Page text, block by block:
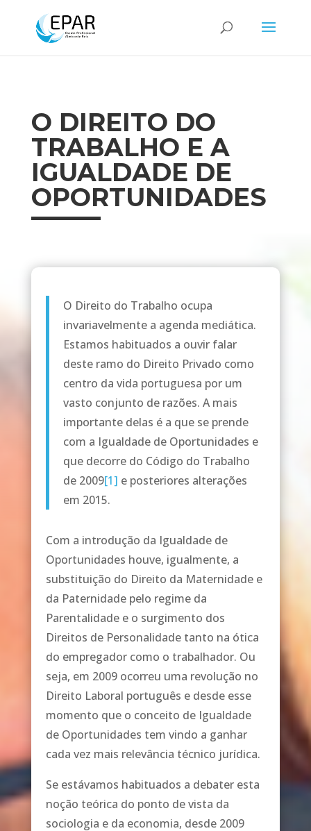
O DIREITO DO
TRABALHO E A
IGUALDADE DE
OPORTUNIDADES
O Direito do Trabalho ocupa
invariavelmente a agenda mediática.
Estamos habituados a ouvir falar
deste ramo do Direito Privado como
centro da vida portuguesa por um
vasto conjunto de razões. A mais
importante delas é a que se prende
com a Igualdade de Oportunidades e
que decorre do Código do Trabalho
de 2009[1] e posteriores alterações
em 2015.
Com a introdução da Igualdade de
Oportunidades houve, igualmente, a
substituição do Direito da Maternidade e
da Paternidade pelo regime da
Parentalidade e o surgimento dos
Direitos de Personalidade tanto na ótica
do empregador como o trabalhador. Ou
seja, em 2009 ocorreu uma revolução no
Direito Laboral português e desde esse
momento que o conceito de Igualdade
de Oportunidades tem vindo a ganhar
cada vez mais relevância técnico jurídica.
Se estávamos habituados a debater esta
noção teórica do ponto de vista da
sociologia e da economia, desde 2009